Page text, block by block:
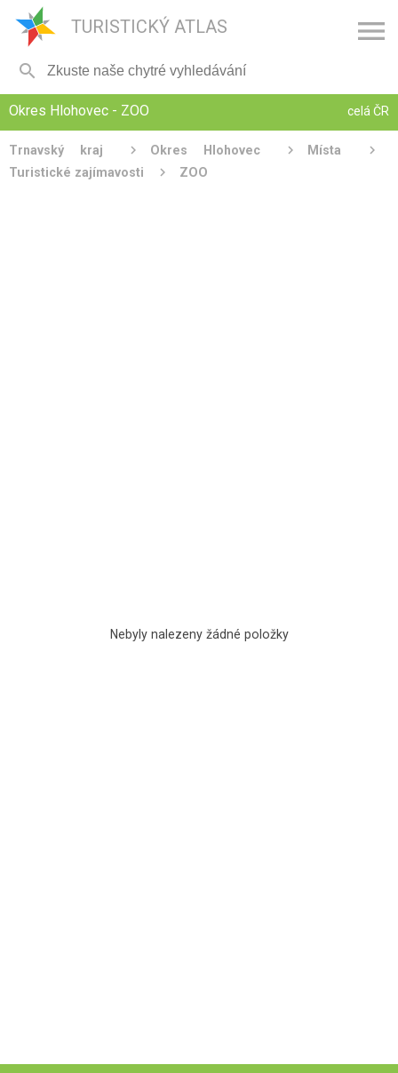
TURISTICKÝ ATLAS 

Okres Hlohovec - ZOO celá ČR
Trnavský kraj Okres Hlohovec
Místa
Turistické zajímavosti
ZOO
Nebyly nalezeny žádné položky